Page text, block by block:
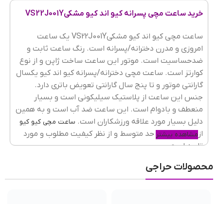
رنگ بند مشکی
جنسیت ساعت دخترانه/پسرانه
جنس شیشه ضدخش
خرید ساعت مچی پسرانه کیو اند کیو مشکیVS22J001Y
ساعت مچی کیو اند کیو مشکیVS22J001Y یک ساعت
امروزی و مدرن دخترانه/پسرانه است. رنگ ساعت ثابت و
ضدحساسیت است. موتور این ساعت ساخت ژاپن و از نوع
کوارتز است. ساعت مچی دخترانه/پسرانه کیو اند کیو یکسال
گارانتی موتور و تا پنج سال گارانتی تعویض باتری دارد.
جنس این ساعت از پلاستیک سیلیکونی است و بسیار
منعطف و بادوام است. این ساعت ضد آب است و به همین
دلیل بسیار مورد علاقه ورزشکاران است. ساعت مچی کیو کیو
از نظر قیمت در حد متوسط و از نظر کیفیت مطلوب و مورد
تایید است.
با بررسی المان های ظاهری ساعت مچی کیو اند کیو
مشکیVS22J001Y می توان گفت بهترین گزینه برای استایل
مشاهده بیشتر
محصولات حراجی